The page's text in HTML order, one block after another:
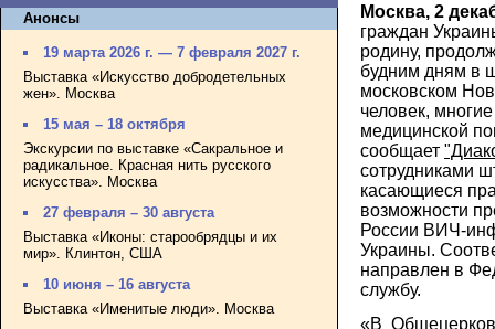
Анонсы
19 марта 2026 г. — 7 февраля 2027 г.
Выставка «Искусство добродетельных
жен». Москва
15 мая – 18 октября
Экскурсии по выставке «Сакральное и
радикальное. Красная нить русского
искусства». Москва
27 февраля – 30 августа
Выставка «Иконы: старообрядцы и их
мир». Клинтон, США
10 июня – 16 августа
Выставка «Именитые люди». Москва
Москва, 2
граждан
родину,
будним дням в
московском
человек,
медицинской
сообщает
сотрудниками
касающиеся
возможности
России ВИЧ-
Украины.
направлен в
службу.
«В